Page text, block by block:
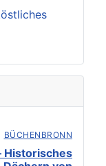
BÜCHENBRONN
Historisches